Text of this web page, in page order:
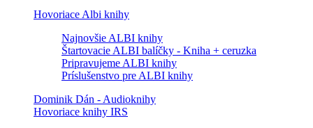
Hovoriace Albi knihy
Najnovšie ALBI knihy
Štartovacie ALBI balíčky - Kniha + ceruzka
Pripravujeme ALBI knihy
Príslušenstvo pre ALBI knihy
Dominik Dán - Audioknihy
Hovoriace knihy IRS